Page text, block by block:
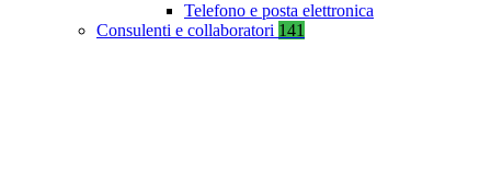
Telefono e posta elettronica
Consulenti e collaboratori 141